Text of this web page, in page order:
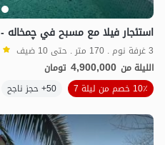
استئجار فيلا مع مسبح في چمخاله - Galesh Kalam
3 غرفة نوم . 170 متر . حتى 10 ضيف
الليلة من 4,900,000 تومان
10٪ خصم من ليلة 7
50+ حجز ناجح